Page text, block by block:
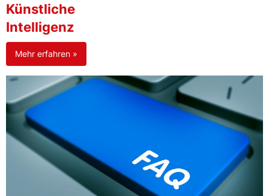
Künstliche
Intelligenz
Mehr erfahren »